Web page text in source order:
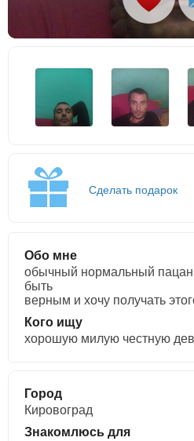
Сделать подарок
Обо мне
обычный нормальный пацан
быть
верным и хочу получать
Кого ищу
хорошую милую честную
Город
Кировоград
Знакомлюсь для